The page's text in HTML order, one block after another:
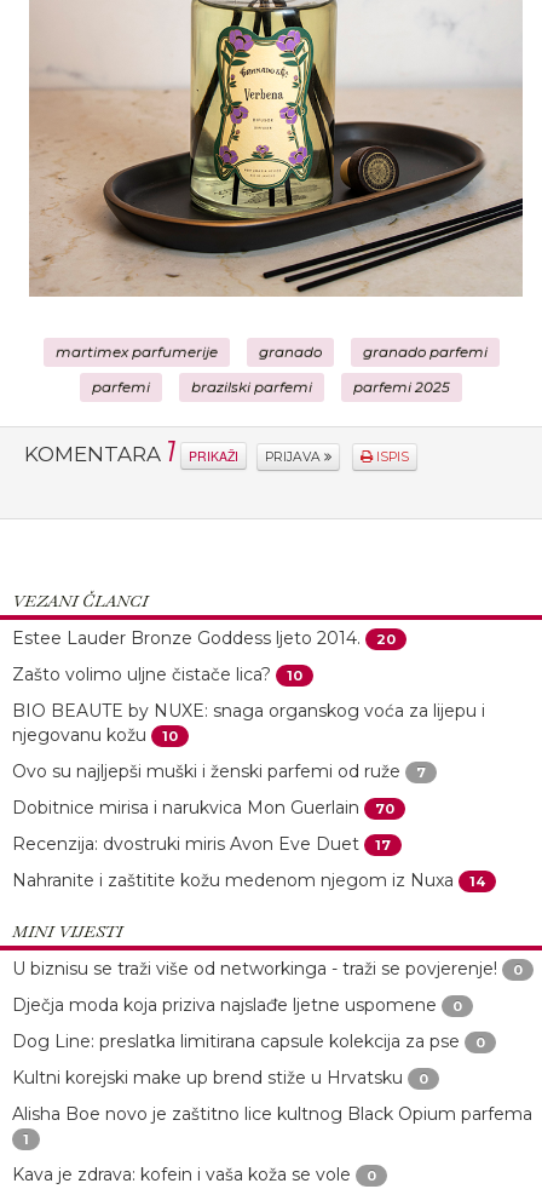
martimex parfumerije granado granado parfemi
parfemi brazilski parfemi parfemi 2025
KOMENTARA 1 PRIKAŽI PRIJAVA ISPIS
VEZANI ČLANCI
Estee Lauder Bronze Goddess ljeto 2014.
20
Zašto volimo uljne čistače lica? 10
BIO BEAUTE by NUXE: snaga organskog voća za lijepu i
njegovanu kožu
10
Ovo su najljepši muški i ženski parfemi od ruže 7
Dobitnice mirisa i narukvica Mon Guerlain 70
Recenzija: dvostruki miris Avon Eve Duet 17
Nahranite i zaštitite kožu medenom njegom iz Nuxa 14
MINI VIJESTI
U biznisu se traži više od networkinga - traži se povjerenje!
0
Dječja moda koja priziva najslađe ljetne uspomene 0
Dog Line: preslatka limitirana capsule kolekcija za pse 0
Kultni korejski make up brend stiže u Hrvatsku 0
Alisha Boe novo je zaštitno lice kultnog Black Opium parfema
1
Kava je zdrava: kofein i vaša koža se vole 0